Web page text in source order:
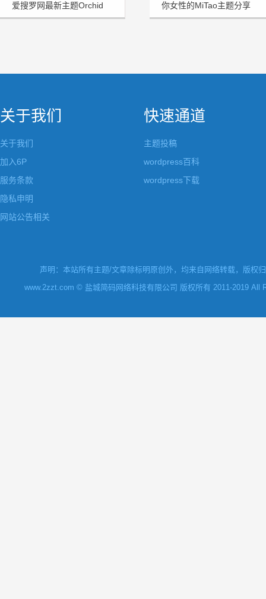
爱搜罗网最新主题Orchid
v3.0主题分享
你女性的MiTao主题分享
关于我们
关于我们
加入6P
服务条款
隐私申明
网站公告相关
快速通道
主题投稿
wordpress百科
wordpress下载
声明：本站所有主题/文章除标明原创外，均来自网络转载，版权
www.2zzt.com © 盐城简码网络科技有限公司 版权所有 2011-2019